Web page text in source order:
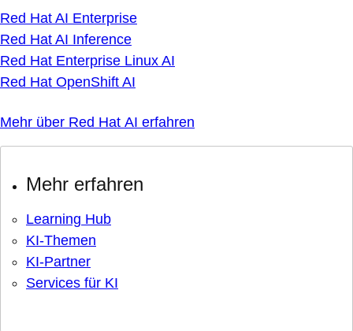
Red Hat AI Enterprise
Red Hat AI Inference
Red Hat Enterprise Linux AI
Red Hat OpenShift AI
Mehr über Red Hat AI erfahren
Mehr erfahren
Learning Hub
KI-Themen
KI-Partner
Services für KI